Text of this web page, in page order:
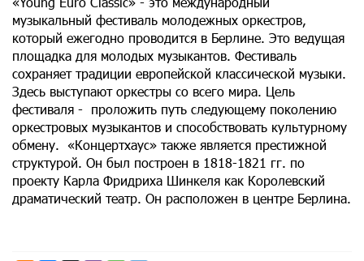
музыкальный фестиваль молодежных оркестров,
который ежегодно проводится в Берлине. Это ведущая
площадка для молодых музыкантов. Фестиваль
сохраняет традиции европейской классической музыки.
Здесь выступают оркестры со всего мира. Цель
фестиваля - проложить путь следующему поколению
оркестровых музыкантов и способствовать культурному
обмену. «Концертхаус» также является престижной
структурой. Он был построен в 1818-1821 гг. по
проекту Карла Фридриха Шинкеля как Королевский
драматический театр. Он расположен в центре Берлина.